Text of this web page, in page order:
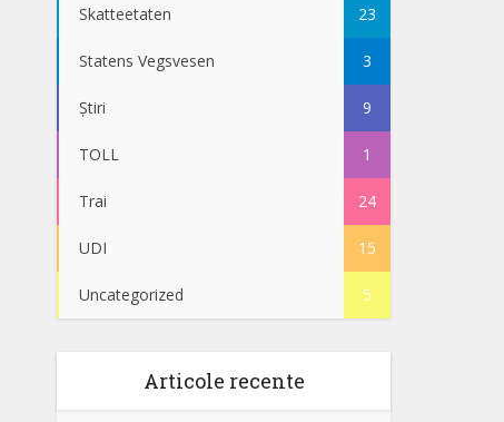
Skatteetaten 23
Statens Vegsvesen 3
Știri 9
TOLL 1
Trai 24
UDI 15
Uncategorized 5
Articole recente